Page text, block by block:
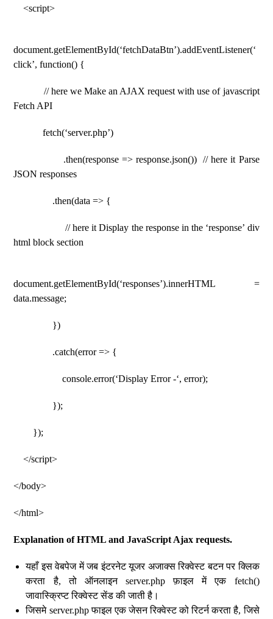
<script>
document.getElementById(‘fetchDataBtn’).addEventListener(‘
click’, function() {
// here we Make an AJAX request with use of javascript
Fetch API
fetch(‘server.php’)
.then(response => response.json()) // here it Parse
JSON responses
.then(data => {
// here it Display the response in the ‘response’ div
html block section
document.getElementById(‘responses’).innerHTML =
data.message;
})
.catch(error => {
console.error(‘Display Error -‘, error);
});
});
</script>
</body>
</html>
Explanation of HTML and JavaScript Ajax requests.
यहाँ इस वेबपेज में जब इंटरनेट यूजर अजाक्स रिक्वेस्ट बटन पर क्लिक
करता है, तो ऑनलाइन server.php फ़ाइल में एक fetch()
जावास्क्रिप्ट रिक्वेस्ट सेंड की जाती है।
जिसमे server.php फाइल एक जेसन रिक्वेस्ट को रिटर्न करता है, जिसे